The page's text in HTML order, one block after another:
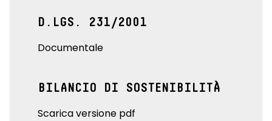
D.LGS. 231/2001
Documentale
BILANCIO DI SOSTENIBILITÀ
Scarica versione pdf